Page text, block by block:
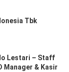
Tbk
Lestari – Staff
Manager & Kasir